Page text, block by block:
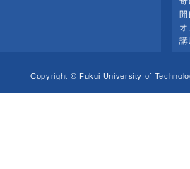
講
Copyright © Fukui University of